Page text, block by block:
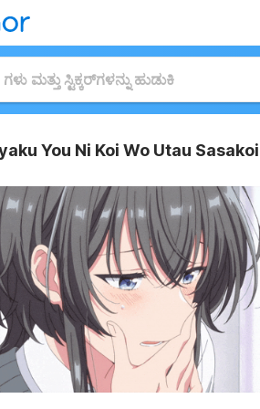
You Ni Koi Wo Utau Sasakoi